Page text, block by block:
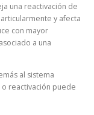
una reactivación de
y afecta
con mayor
a una
al sistema
reactivación puede